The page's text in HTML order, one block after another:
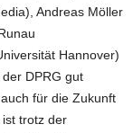
Andreas Möller
Hannover)
DPRG gut
für die Zukunft
trotz der